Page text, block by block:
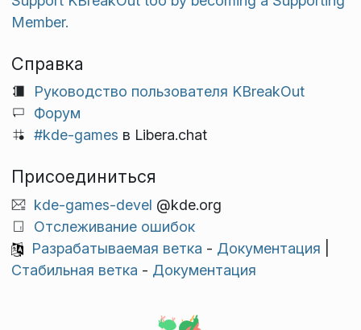
Member.
Справка
Руководство пользователя KBreakOut
Форум
#kde-games в Libera.chat
Присоединиться
kde-games-devel @kde.org
Отслеживание ошибок
Разрабатываемая ветка - Документация
Стабильная ветка - Документация